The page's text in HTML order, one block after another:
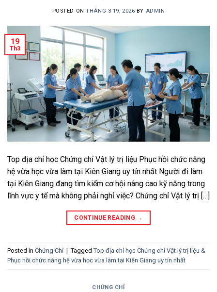
POSTED ONTHÁNG 3 19, 2026 BY ADMIN
19
Th3
Top địa chỉ học Chứng chỉ Vật lý trị liệu Phục hồi chức năng
hệ vừa học vừa làm tại Kiên Giang uy tín nhất Người đi làm
tại Kiên Giang đang tìm kiếm cơ hội nâng cao kỹ năng trong
lĩnh vực y tế mà không phải nghỉ việc? Chứng chỉ Vật lý trị […]
CONTINUE READING →
Posted in Chứng Chỉ | Tagged Top địa chỉ học Chứng chỉ Vật lý trị liệu &
Phục hồi chức năng hệ vừa học vừa làm tại Kiên Giang uy tín nhất
CHỨNG CHỈ